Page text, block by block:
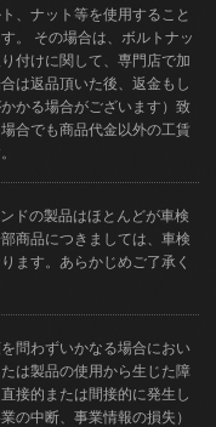
、ナット等を使用すること
。 その場合は、ボルトナッ
付けに関して、専門店で加
は返品頂いた後、返金もし
かる場合がございます）致
合でも商品代金以外の工賃
ドの製品はほとんどが車検
商品につきましては、車検
ます。あらかじめご了承く
問わずいかなる場合におい
は製品の使用から生じた障
接的または間接的に発生し
の中断、事業情報の損失）